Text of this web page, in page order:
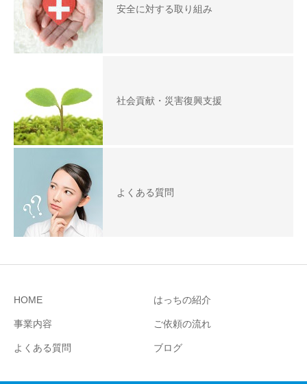
安全に対する取り組み
社会貢献・災害復興支援
よくある質問
HOME はっちの紹介
事業内容 ご依頼の流れ
よくある質問 ブログ